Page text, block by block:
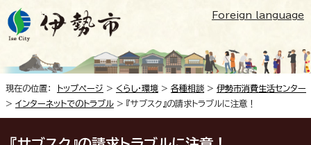
Foreign language
現在の位置： トップページ > くらし・環境 > 各種相談 > 伊勢市消費生活センター
> インターネットでのトラブル > 『サブスク』の請求トラブルに注意！